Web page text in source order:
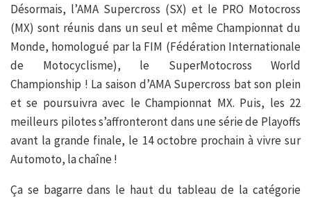
Désormais, l’AMA Supercross (SX) et le PRO Motocross
(MX) sont réunis dans un seul et même Championnat du
Monde, homologué par la FIM (Fédération Internationale
de Motocyclisme), le SuperMotocross World
Championship ! La saison d’AMA Supercross bat son plein
et se poursuivra avec le Championnat MX. Puis, les 22
meilleurs pilotes s’affronteront dans une série de Playoffs
avant la grande finale, le 14 octobre prochain à vivre sur
Automoto, la chaîne !
Ça se bagarre dans le haut du tableau de la catégorie